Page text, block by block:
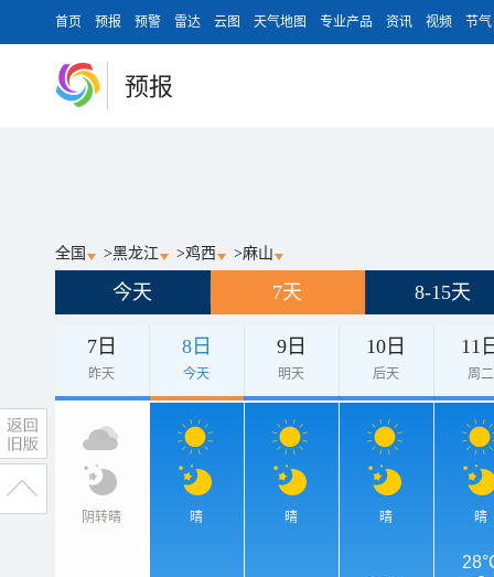
首页 预报 预警 雷达 云图 天气地图 专业产品 资讯 视频 节气
预报
全国 >黑龙江 >鸡西 >麻山
今天 7天 8-15天
7日
昨天
8日
今天
9日
明天
10日
后天
11
周二
阴转晴 晴 晴 晴 晴